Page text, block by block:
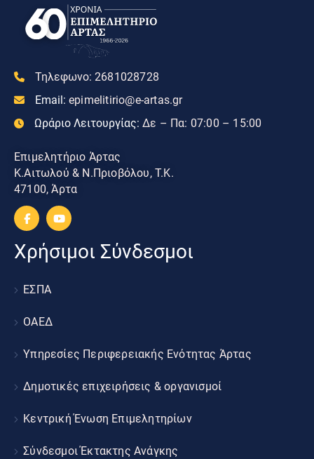
Τηλεφωνο: 2681028728
Email: epimelitirio@e-artas.gr
Ωράριο Λειτουργίας: Δε – Πα: 07:00 – 15:00
Επιμελητήριο Άρτας
Κ.Αιτωλού & Ν.Πριοβόλου, Τ.Κ.
47100, Άρτα
Χρήσιμοι Σύνδεσμοι
ΕΣΠΑ
ΟΑΕΔ
Υπηρεσίες Περιφερειακής Ενότητας Άρτας
Δημοτικές επιχειρήσεις & οργανισμοί
Κεντρική Ένωση Επιμελητηρίων
Σύνδεσμοι Έκτακτης Ανάγκης